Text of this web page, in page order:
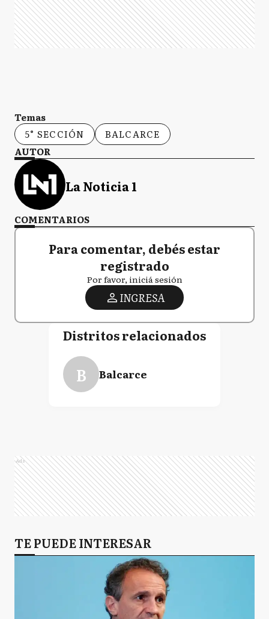
Temas
5° SECCIÓN
BALCARCE
AUTOR
La Noticia 1
COMENTARIOS
Para comentar, debés estar
registrado
Por favor, iniciá sesión
INGRESA
Distritos relacionados
B Balcarce
Ads
TE PUEDE INTERESAR